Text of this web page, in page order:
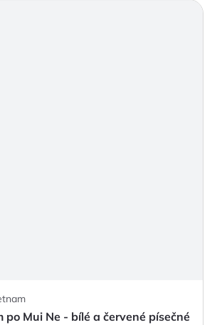
po Mui Ne - bílé a červené písečné